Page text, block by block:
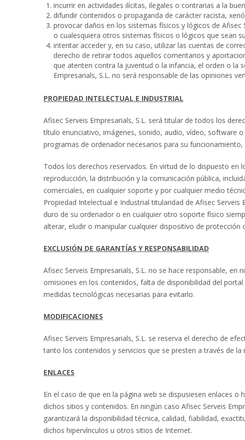
incurrir en actividades ilícitas, ilegales o contrarias a la
difundir contenidos o propaganda de carácter racista,
provocar daños en los sistemas físicos y lógicos de
o cualesquiera otros sistemas físicos o lógicos que sean
intentar acceder y, en su caso, utilizar las cuentas de
derecho de retirar todos aquellos comentarios y
que atenten contra la juventud o la infancia, el orden o la
Empresarials, S.L. no será responsable de las opiniones
PROPIEDAD INTELECTUAL E INDUSTRIAL
Afisec Serveis Empresarials, S.L. será titular de todos los
título enunciativo, imágenes, sonido, audio, vídeo, software
programas de ordenador necesarios para su funcionamiento,
Todos los derechos reservados. En virtud de lo dispuesto
reproducción, la distribución y la comunicación pública,
comerciales, en cualquier soporte y por cualquier medio
Propiedad Intelectual e Industrial titularidad de Afisec
duro de su ordenador o en cualquier otro soporte físico
alterar, eludir o manipular cualquier dispositivo de protección
EXCLUSIÓN DE GARANTÍAS Y RESPONSABILIDAD
Afisec Serveis Empresarials, S.L. no se hace responsable,
omisiones en los contenidos, falta de disponibilidad del
medidas tecnológicas necesarias para evitarlo.
MODIFICACIONES
Afisec Serveis Empresarials, S.L. se reserva el derecho de
tanto los contenidos y servicios que se presten a través de
ENLACES
En el caso de que en la página web se dispusiesen enlaces
dichos sitios y contenidos. En ningún caso Afisec Serveis
garantizará la disponibilidad técnica, calidad, fiabilidad,
dichos hipervínculos u otros sitios de Internet.